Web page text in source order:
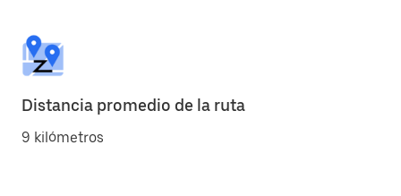
Distancia promedio de la ruta
9 kilómetros